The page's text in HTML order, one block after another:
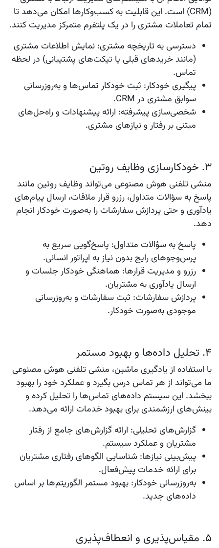
(CRM) است. این قابلیت به کسب‌وکارها امکان می‌دهد تا
تمام تعاملات مشتری را در یک پلتفرم متمرکز مدیریت کنند.
دسترسی به تاریخچه مشتری: نمایش اطلاعات مشتری
(مانند خریدهای قبلی یا تیکت‌های پشتیبانی) در لحظه
تماس.
پیگیری خودکار: ثبت خودکار تماس‌ها و به‌روزرسانی
سوابق مشتری در CRM.
شخصی‌سازی پیشرفته: ارائه پیشنهادات و راه‌حل‌های
مبتنی بر رفتار و نیازهای مشتری.
3. خودکارسازی وظایف روتین
منشی تلفنی هوش مصنوعی می‌تواند وظایف روتین مانند
پاسخ به سؤالات متداول، رزرو قرار ملاقات، ارسال پیام‌های
یادآوری و حتی پردازش سفارشات را به‌صورت خودکار انجام
دهد.
پاسخ به سؤالات متداول: پاسخ‌گویی سریع به
پرس‌وجوهای رایج بدون نیاز به اپراتور انسانی.
رزرو و مدیریت قرارها: هماهنگی خودکار جلسات و
ارسال یادآوری به مشتریان.
پردازش سفارشات: ثبت سفارشات و به‌روزرسانی
موجودی به‌صورت خودکار.
4. تحلیل داده‌ها و بهبود مستمر
با استفاده از یادگیری ماشین، منشی تلفنی هوش مصنوعی
ما می‌تواند از هر تماس درس بگیرد و عملکرد خود را بهبود
ببخشد. این سیستم داده‌های تماس‌ها را تحلیل کرده و
بینش‌های ارزشمندی برای بهبود خدمات ارائه می‌دهد.
گزارش‌های تحلیلی: ارائه گزارش‌های جامع از رفتار
مشتریان و عملکرد سیستم.
پیش‌بینی نیازها: شناسایی الگوهای رفتاری مشتریان
برای ارائه خدمات پیش‌فعال.
به‌روزرسانی خودکار: بهبود مستمر الگوریتم‌ها بر اساس
داده‌های جدید.
5. مقیاس‌پذیری و انعطاف‌پذیری